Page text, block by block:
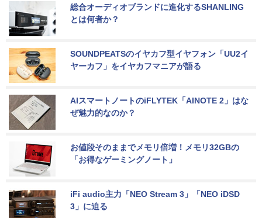
総合オーディオブランドに進化するSHANLING
とは何者か？
SOUNDPEATSのイヤカフ型イヤフォン「UU2イ
ヤーカフ」をイヤカフマニアが語る
AIスマートノートのiFLYTEK「AINOTE 2」はな
ぜ魅力的なのか？
お値段そのままでメモリ倍増！メモリ32GBの
「お得なゲーミングノート」
iFi audio主力「NEO Stream 3」「NEO iDSD
3」に迫る